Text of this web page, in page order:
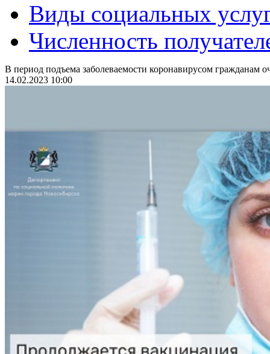
Виды социальных
Численность
В период подъема заболеваемости коронавирусом гражданам
14.02.2023 10:00